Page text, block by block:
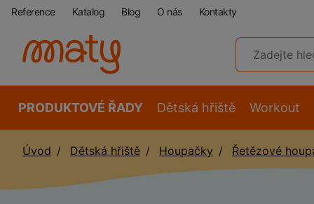
Reference Katalog Blog O nás Kontakty
PRODUKTOVÉ ŘADY Dětská hřiště Workout
Úvod Dětská hřiště Houpačky Řetězové